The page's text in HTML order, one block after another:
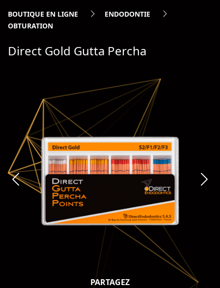
BOUTIQUE EN LIGNE
ENDODONTIE
OBTURATION
Direct Gold Gutta Percha
PARTAGEZ